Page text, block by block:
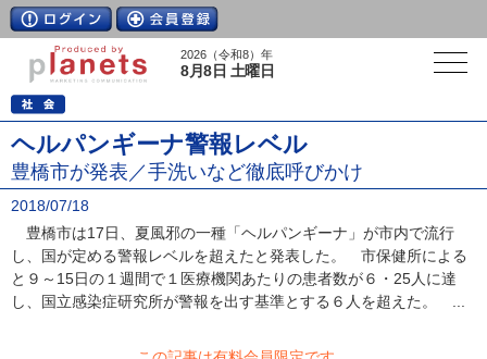
2026（令和8）年
8月8日 土曜日
ヘルパンギーナ警報レベル
豊橋市が発表／手洗いなど徹底呼びかけ
2018/07/18
豊橋市は17日、夏風邪の一種「ヘルパンギーナ」が市内で流行
し、国が定める警報レベルを超えたと発表した。 市保健所による
と９～15日の１週間で１医療機関あたりの患者数が６・25人に達
し、国立感染症研究所が警報を出す基準とする６人を超えた。 ...